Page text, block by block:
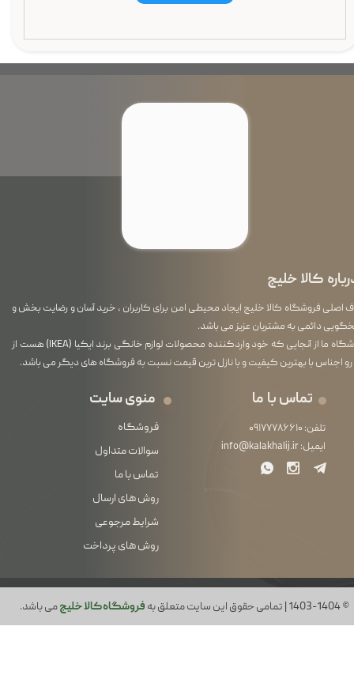
© 1403-1404 | تمامی حقوق این سایت متعلق به فروشگاه کالا خلیجمی باشد.
کالا خلیج
اصلی فروشگاه کالا خلیج ایجاد محیطی امن برای کاربران ، خرید آسان و رضایت بخش و
دائمی به مشتریان عزیز می باشد.
فروشگاه ما از آنجایی که خود واردکننده محصولات لوازم خانگی برند ایکیا (IKEA) هست از
رو اجناس با بهترین کیفیت و با نازل ترین قیمت نسبت به فروشگاه های دیگر می باشد.
منوی سایت
فروشگاه
سوالات متداول
تماس با ما
روش های ارسال
شرایط مرجوعی
روش های پرداخت
تماس با ما
تلفن: ۰۹۱۷۷۷۸۶۶۱۰
ایمیل:info@kalakhalij.ir